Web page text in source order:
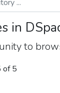
in
to
of 5